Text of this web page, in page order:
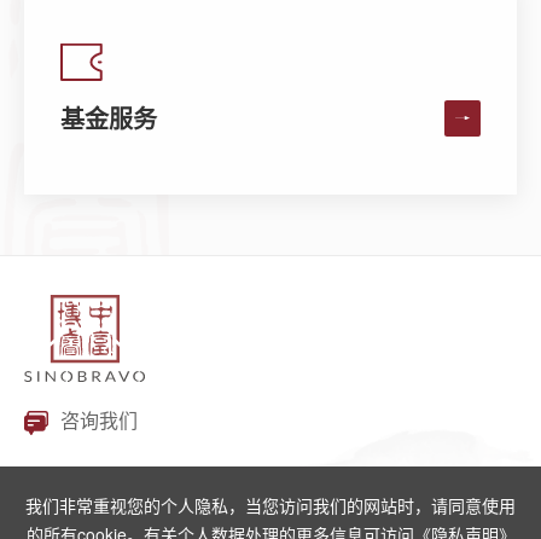
我们非常重视您的个人隐私，当您访问我们的网站时，请同意使用
的所有cookie。有关个人数据处理的更多信息可访问 《隐私声明》
基金服务
咨询我们